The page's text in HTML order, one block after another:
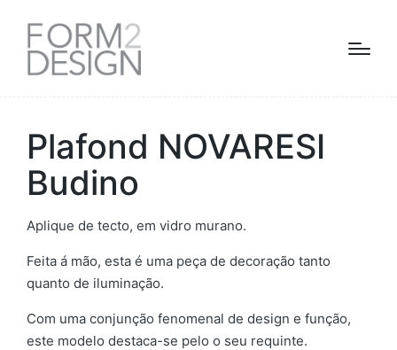
Plafond NOVARESI
Budino
Aplique de tecto, em vidro murano.
Feita á mão, esta é uma peça de decoração tanto
quanto de iluminação.
Com uma conjunção fenomenal de design e função,
este modelo destaca-se pelo o seu requinte.